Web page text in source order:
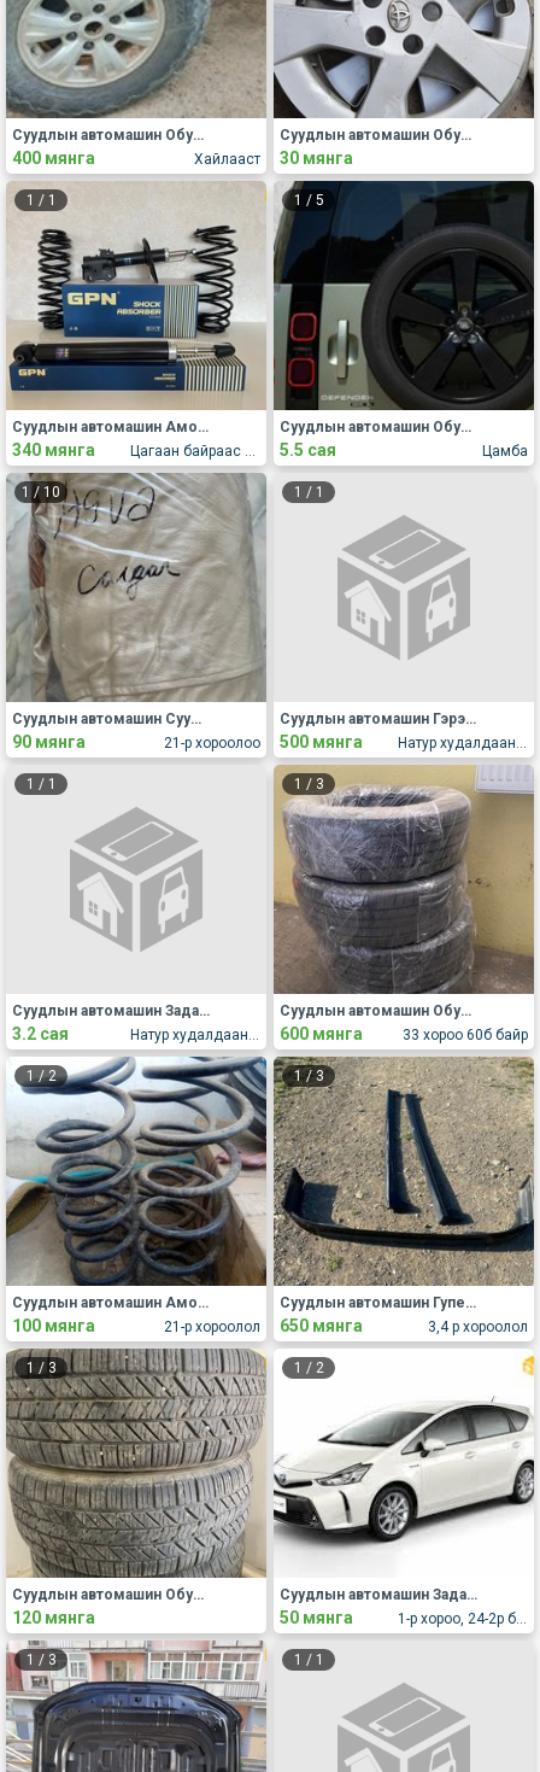
Хайлааст
Суудлын автомашин Обуд, дугуй
400 мянга
Суудлын автомашин Обуд, дугуй
30 мянга
1 / 1
Суудлын автомашин Амортизатор пүрш
340 мянга
1 / 5
Цамба
Суудлын автомашин Обуд, дугуй
5.5 сая
1 / 10
21-р хороолоо
Суудлын автомашин Суудлын бүрээс, дэвсгэр
90 мянга
1 / 1
Суудлын автомашин Гэрэл, дохио, толь, ламп
500 мянга
1 / 1
Суудлын автомашин Задаргаа, сэлбэг
3.2 сая
1 / 3
33 хороо 60б байр
Суудлын автомашин Обуд, дугуй
600 мянга
1 /2
21-р хороолол
Суудлын автомашин Амортизатор пүрш
100 мянга
1/3
3,4 р хороолол
Суудлын автомашин Гупер, капот, хаалга, крылья
650 мянга
1 / 3
Суудлын автомашин Обуд, дугуй
120 мянга
1 / 2
Суудлын автомашин Задаргаа, сэлбэг
50 мянга
1 / 3 1 / 1